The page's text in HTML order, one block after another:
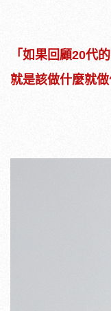
「如果回顧20代
就是該做什麼就做